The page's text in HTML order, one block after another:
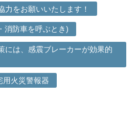
力をお願いいたします！
消防車を呼ぶとき)
には、感震ブレーカーが効果的
用火災警報器